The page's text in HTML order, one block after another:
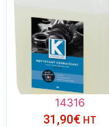
14316
31,90€ HT